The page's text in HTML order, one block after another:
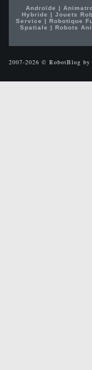
Androïde |
Hybride |Jouets
Service | Robotique
Spatiale | Robots
2007-2026 © RobotBlog